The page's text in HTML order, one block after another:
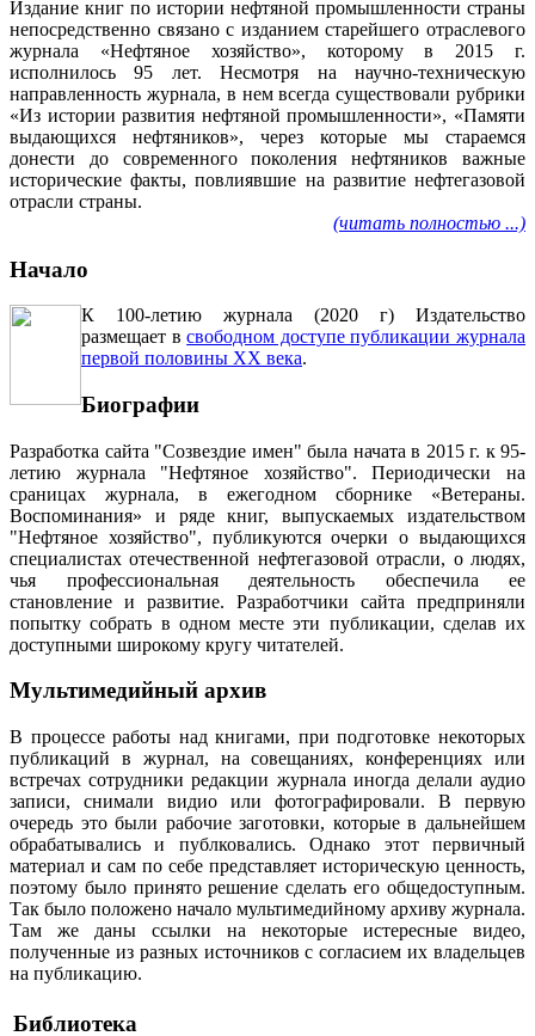
Издание книг по истории нефтяной промышленности страны
непосредственно связано с изданием старейшего отраслевого
журнала «Нефтяное хозяйство», которому в 2015 г.
исполнилось 95 лет. Несмотря на научно-техническую
направленность журнала, в нем всегда существовали рубрики
«Из истории развития нефтяной промышленности», «Памяти
выдающихся нефтяников», через которые мы стараемся
донести до современного поколения нефтяников важные
исторические факты, повлиявшие на развитие нефтегазовой
отрасли страны.
(читать полностью ...)
Начало
К 100-летию журнала (2020 г) Издательство
размещает всвободном доступе публикации журнала
первой половины ХХ века.
Биографии
Разработка сайта "Созвездие имен" была начата в 2015 г. к 95-
летию журнала "Нефтяное хозяйство". Периодически на
сраницах журнала, в ежегодном сборнике «Ветераны.
Воспоминания» и ряде книг, выпускаемых издательством
"Нефтяное хозяйство", публикуются очерки о выдающихся
специалистах отечественной нефтегазовой отрасли, о людях,
чья профессиональная деятельность обеспечила ее
становление и развитие. Разработчики сайта предприняли
попытку собрать в одном месте эти публикации, сделав их
доступными широкому кругу читателей.
Мультимедийный архив
В процессе работы над книгами, при подготовке некоторых
публикаций в журнал, на совещаниях, конференциях или
встречах сотрудники редакции журнала иногда делали аудио
записи, снимали видио или фотографировали. В первую
очередь это были рабочие заготовки, которые в дальнейшем
обрабатывались и публковались. Однако этот первичный
материал и сам по себе представляет историческую ценность,
поэтому было принято решение сделать его общедоступным.
Так было положено начало мультимедийному архиву журнала.
Там же даны ссылки на некоторые истересные видео,
полученные из разных источников с согласием их владельцев
на публикацию.
Библиотека